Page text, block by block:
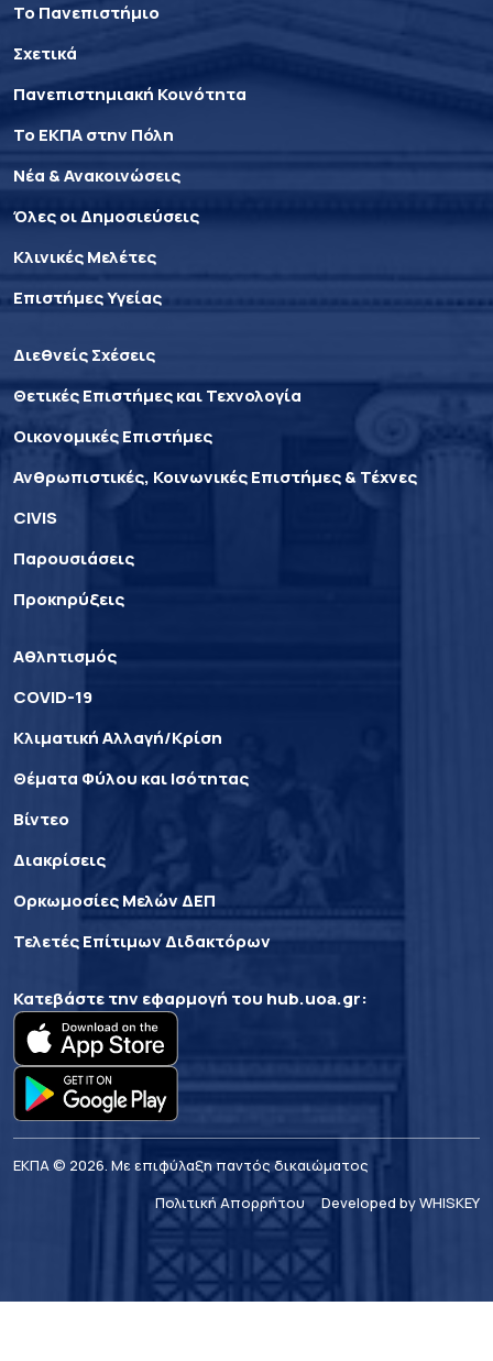
Το Πανεπιστήμιο
Σχετικά
Πανεπιστημιακή Κοινότητα
Το ΕΚΠΑ στην Πόλη
Νέα & Ανακοινώσεις
Όλες οι Δημοσιεύσεις
Κλινικές Μελέτες
Επιστήμες Υγείας
Διεθνείς Σχέσεις
Θετικές Επιστήμες και Τεχνολογία
Οικονομικές Επιστήμες
Ανθρωπιστικές, Κοινωνικές Επιστήμες & Τέχνες
CIVIS
Παρουσιάσεις
Προκηρύξεις
Αθλητισμός
COVID-19
Κλιματική Αλλαγή/Κρίση
Θέματα Φύλου και Ισότητας
Βίντεο
Διακρίσεις
Ορκωμοσίες Μελών ΔΕΠ
Τελετές Επίτιμων Διδακτόρων
Κατεβάστε την εφαρμογή του hub.uoa.gr:
ΕΚΠΑ © 2026. Με επιφύλαξη παντός δικαιώματος
Πολιτική Απορρήτου
Developed by WHISKEY